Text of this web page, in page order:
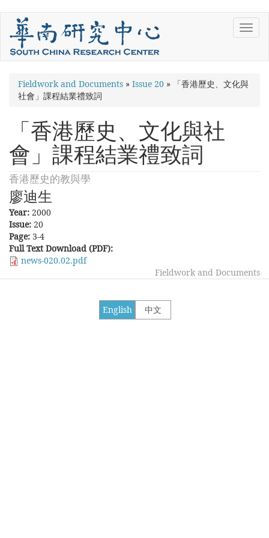
Skip
main
content
You
are
here
Fieldwork and Documents » Issue 20 »
「香港歷史、文化與
社會」課程結業禮致詞
「香港歷史、文化與社
會」課程結業禮致詞
香港歷史的教與學
廖迪生
Year: 2000
Issue: 20
Page: 3-4
Full Text Download (PDF):
news-020.02.pdf
Fieldwork and Documents
中文
English